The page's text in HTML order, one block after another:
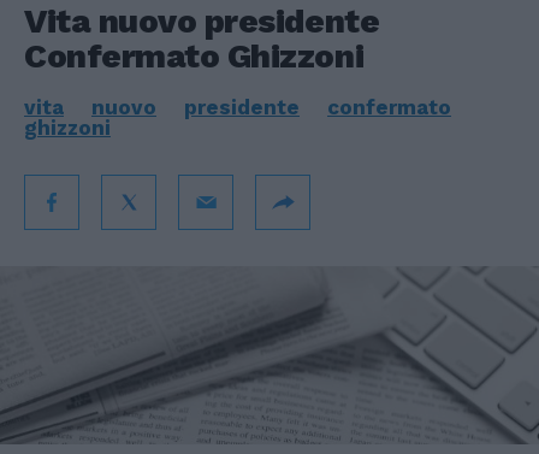
Vita nuovo presidente
Confermato Ghizzoni
vita nuovo presidente
confermato
ghizzoni